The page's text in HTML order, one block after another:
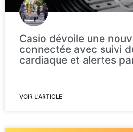
Casio dévoile une
connectée avec suivi
cardiaque et alertes
VOIR L'ARTICLE